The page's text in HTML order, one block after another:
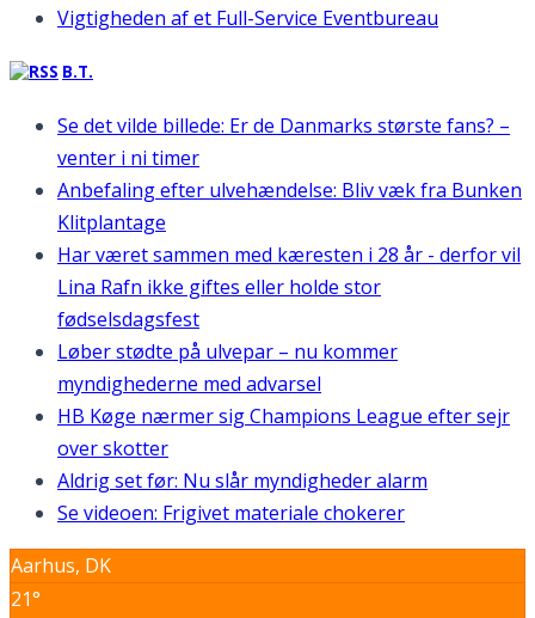
Vigtigheden af et Full-Service Eventbureau
B.T.
Se det vilde billede: Er de Danmarks største fans? –
venter i ni timer
Anbefaling efter ulvehændelse: Bliv væk fra Bunken
Klitplantage
Har været sammen med kæresten i 28 år - derfor vil
Lina Rafn ikke giftes eller holde stor
fødselsdagsfest
Løber stødte på ulvepar – nu kommer
myndighederne med advarsel
HB Køge nærmer sig Champions League efter sejr
over skotter
Aldrig set før: Nu slår myndigheder alarm
Se videoen: Frigivet materiale chokerer
Aarhus, DK
21°